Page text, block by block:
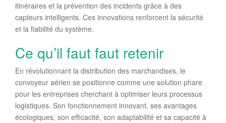
itinéraires et la prévention des incidents grâce à des
capteurs intelligents. Ces innovations renforcent la sécurité
et la fiabilité du système.
Ce qu’il faut faut retenir
En révolutionnant la distribution des marchandises, le
convoyeur aérien se positionne comme une solution phare
pour les entreprises cherchant à optimiser leurs processus
logistiques. Son fonctionnement innovant, ses avantages
écologiques, son efficacité, son adaptabilité et sa capacité à